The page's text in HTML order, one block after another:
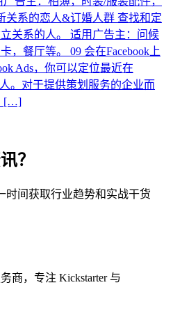
关系的恋人&订婚人群 查找和定
关系的人。 适用广告主：问候
，餐厅等。 09 会在Facebook上
Ads，你可以定位最近在
。对于提供策划服务的企业而
[…]
？
时间获取行业趋势和实战干货
商，专注 Kickstarter 与